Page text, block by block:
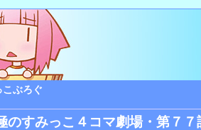
こぶろぐ
のすみっこ４コマ劇場・第７